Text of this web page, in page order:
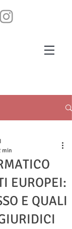
EUROPEI:
E QUALI
min